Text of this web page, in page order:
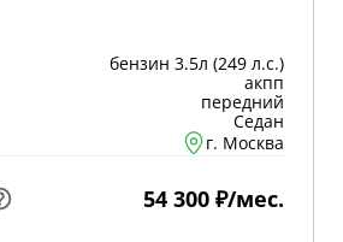
бензин 3.5л (249 л.с.)
акпп
передний
Седан
г. Москва
54 300 ₽/мес.